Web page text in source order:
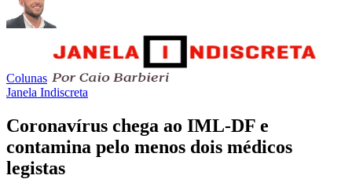
Colunas
Janela Indiscreta
Coronavírus chega ao IML-DF e
contamina pelo menos dois médicos
legistas